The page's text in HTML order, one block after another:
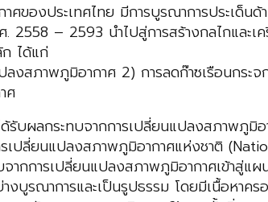
ศของประเทศไทย มีการบูรณาการประเด็
– 2593 นำไปสู่การสร้างกลไกและ
ได้แก่
งสภาพภูมิอากาศ 2) การลดก๊าซเรือนกระ
ศ
ด้รับผลกระทบจากการเปลี่ยนแปลงสภาพ
ปลี่ยนแปลงสภาพภูมิอากาศแห่งชาติ
ากการเปลี่ยนแปลงสภาพภูมิอากาศเข้าสู่
งบูรณาการและเป็นรูปธรรม โดยมีเนื้อหา